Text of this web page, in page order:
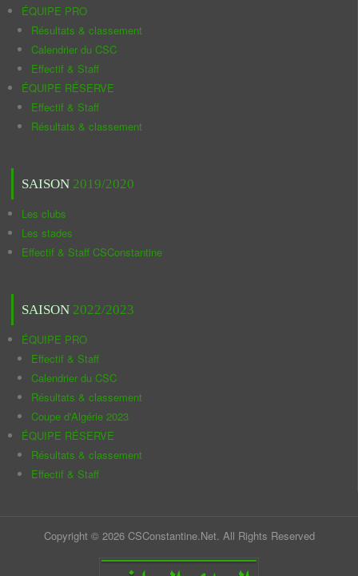
ÉQUIPE PRO
Résultats & classement
Calendrier du CSC
Effectif & Staff
ÉQUIPE RÉSERVE
Effectif & Staff
Résultats & classement
SAISON 2019/2020
Les clubs
Les stades
Effectif & Staff CSConstantine
SAISON 2022/2023
ÉQUIPE PRO
Effectif & Staff
Calendrier du CSC
Résultats & classement
Coupe d'Algérie 2023
ÉQUIPE RÉSERVE
Résultats & classement
Effectif & Staff
Copyright © 2026 CSConstantine.Net. All Rights Reserved